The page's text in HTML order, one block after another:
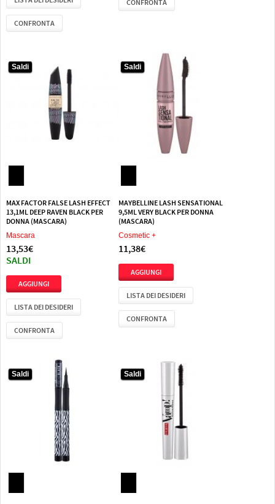
CONFRONTA
Saldi
Saldi
MAX FACTOR FALSE LASH EFFECT
13,1ML DEEP RAVEN BLACK PER
DONNA (MASCARA)
Mascara
13,53€
SALDI
LISTA DEI DESIDERI
CONFRONTA
Saldi
Saldi
MAYBELLINE LASH SENSATIONAL
9,5ML VERY BLACK PER DONNA
(MASCARA)
Cosmetic +
11,38€
LISTA DEI DESIDERI
CONFRONTA
Saldi
Saldi Saldi
Saldi